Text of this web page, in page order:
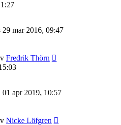
29 mar 2016, 09:47
Fredrik Thörn
01 apr 2019, 10:57
Nicke Löfgren